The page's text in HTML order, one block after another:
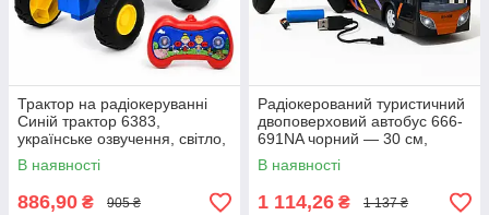
Трактор на радіокеруванні
Синій трактор 6383,
українське озвучення, світло,
танцює, акумулятор, пульт ДК
В наявності
886,90 ₴ 905 ₴
Радіокерований туристичний
двоповерховий автобус 666-
691NA чорний — 30 см,
світло фар, гумові колеса,
акумулятор, USB-зарядка
В наявності
1 114,26 ₴ 1 137 ₴